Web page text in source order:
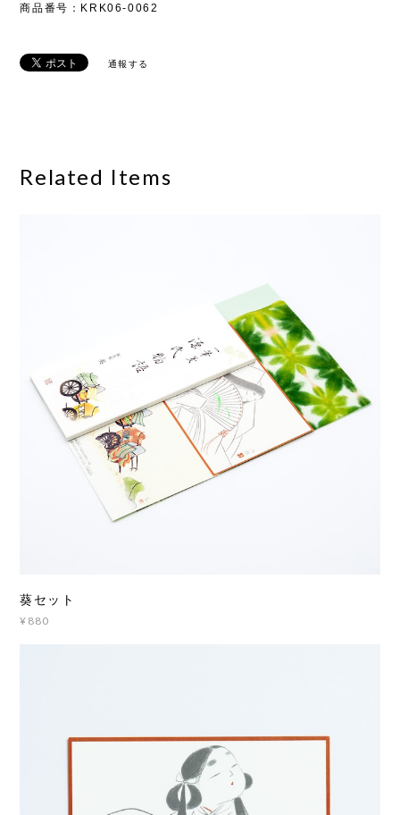
商品番号：KRK06-0062
通報する
Related Items
葵セット
¥880